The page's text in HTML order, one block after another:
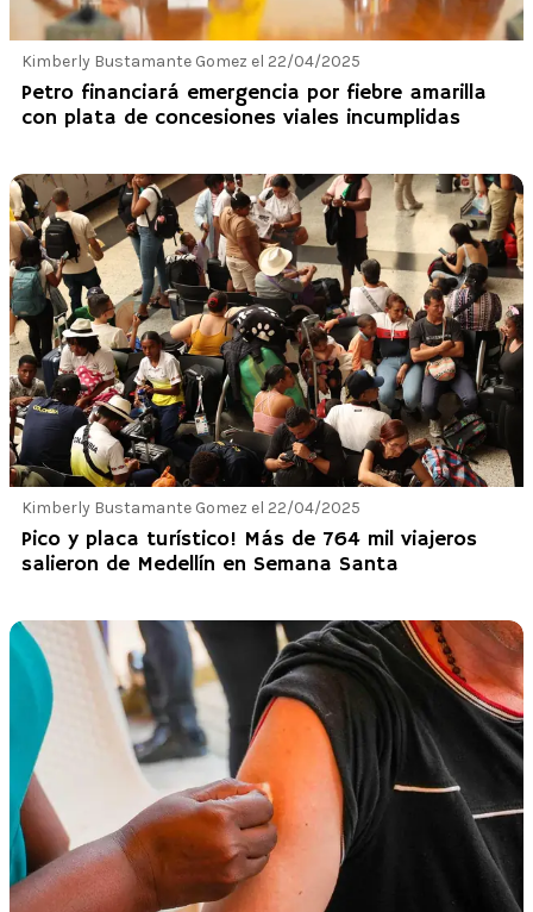
Kimberly Bustamante Gomez el 22/04/2025
Petro financiará emergencia por fiebre amarilla
con plata de concesiones viales incumplidas
Kimberly Bustamante Gomez el 22/04/2025
Pico y placa turístico! Más de 764 mil viajeros
salieron de Medellín en Semana Santa